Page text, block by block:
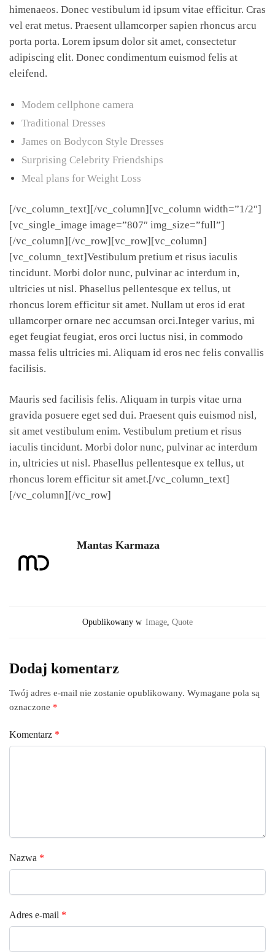
himenaeos. Donec vestibulum id ipsum vitae efficitur. Cras
vel erat metus. Praesent ullamcorper sapien rhoncus arcu
porta porta. Lorem ipsum dolor sit amet, consectetur
adipiscing elit. Donec condimentum euismod felis at
eleifend.
Modem cellphone camera
Traditional Dresses
James on Bodycon Style Dresses
Surprising Celebrity Friendships
Meal plans for Weight Loss
[/vc_column_text][/vc_column][vc_column width=”1/2″]
[vc_single_image image=”807″ img_size=”full”]
[/vc_column][/vc_row][vc_row][vc_column]
[vc_column_text]Vestibulum pretium et risus iaculis
tincidunt. Morbi dolor nunc, pulvinar ac interdum in,
ultricies ut nisl. Phasellus pellentesque ex tellus, ut
rhoncus lorem efficitur sit amet. Nullam ut eros id erat
ullamcorper ornare nec accumsan orci.Integer varius, mi
eget feugiat feugiat, eros orci luctus nisi, in commodo
massa felis ultricies mi. Aliquam id eros nec felis convallis
facilisis.
Mauris sed facilisis felis. Aliquam in turpis vitae urna
gravida posuere eget sed dui. Praesent quis euismod nisl,
sit amet vestibulum enim. Vestibulum pretium et risus
iaculis tincidunt. Morbi dolor nunc, pulvinar ac interdum
in, ultricies ut nisl. Phasellus pellentesque ex tellus, ut
rhoncus lorem efficitur sit amet.[/vc_column_text]
[/vc_column][/vc_row]
Mantas Karmaza
Opublikowany w Image, Quote
Dodaj komentarz
Twój adres e-mail nie zostanie opublikowany. Wymagane pola są
oznaczone *
Komentarz *
Nazwa *
Adres e-mail *